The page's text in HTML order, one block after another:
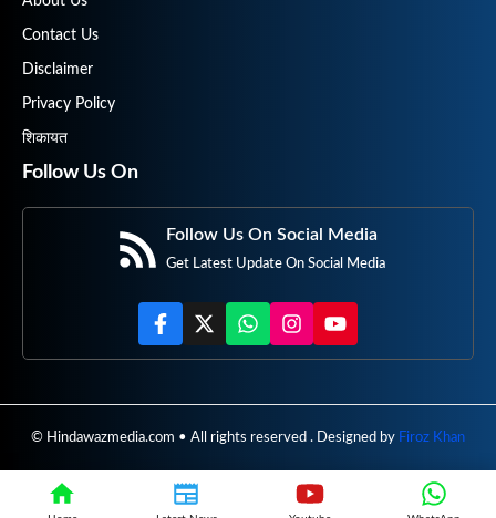
Contact Us
Disclaimer
Privacy Policy
शिकायत
Follow Us On
Follow Us On Social Media
Get Latest Update On Social Media
© Hindawazmedia.com • All rights reserved . Designed by Firoz Khan